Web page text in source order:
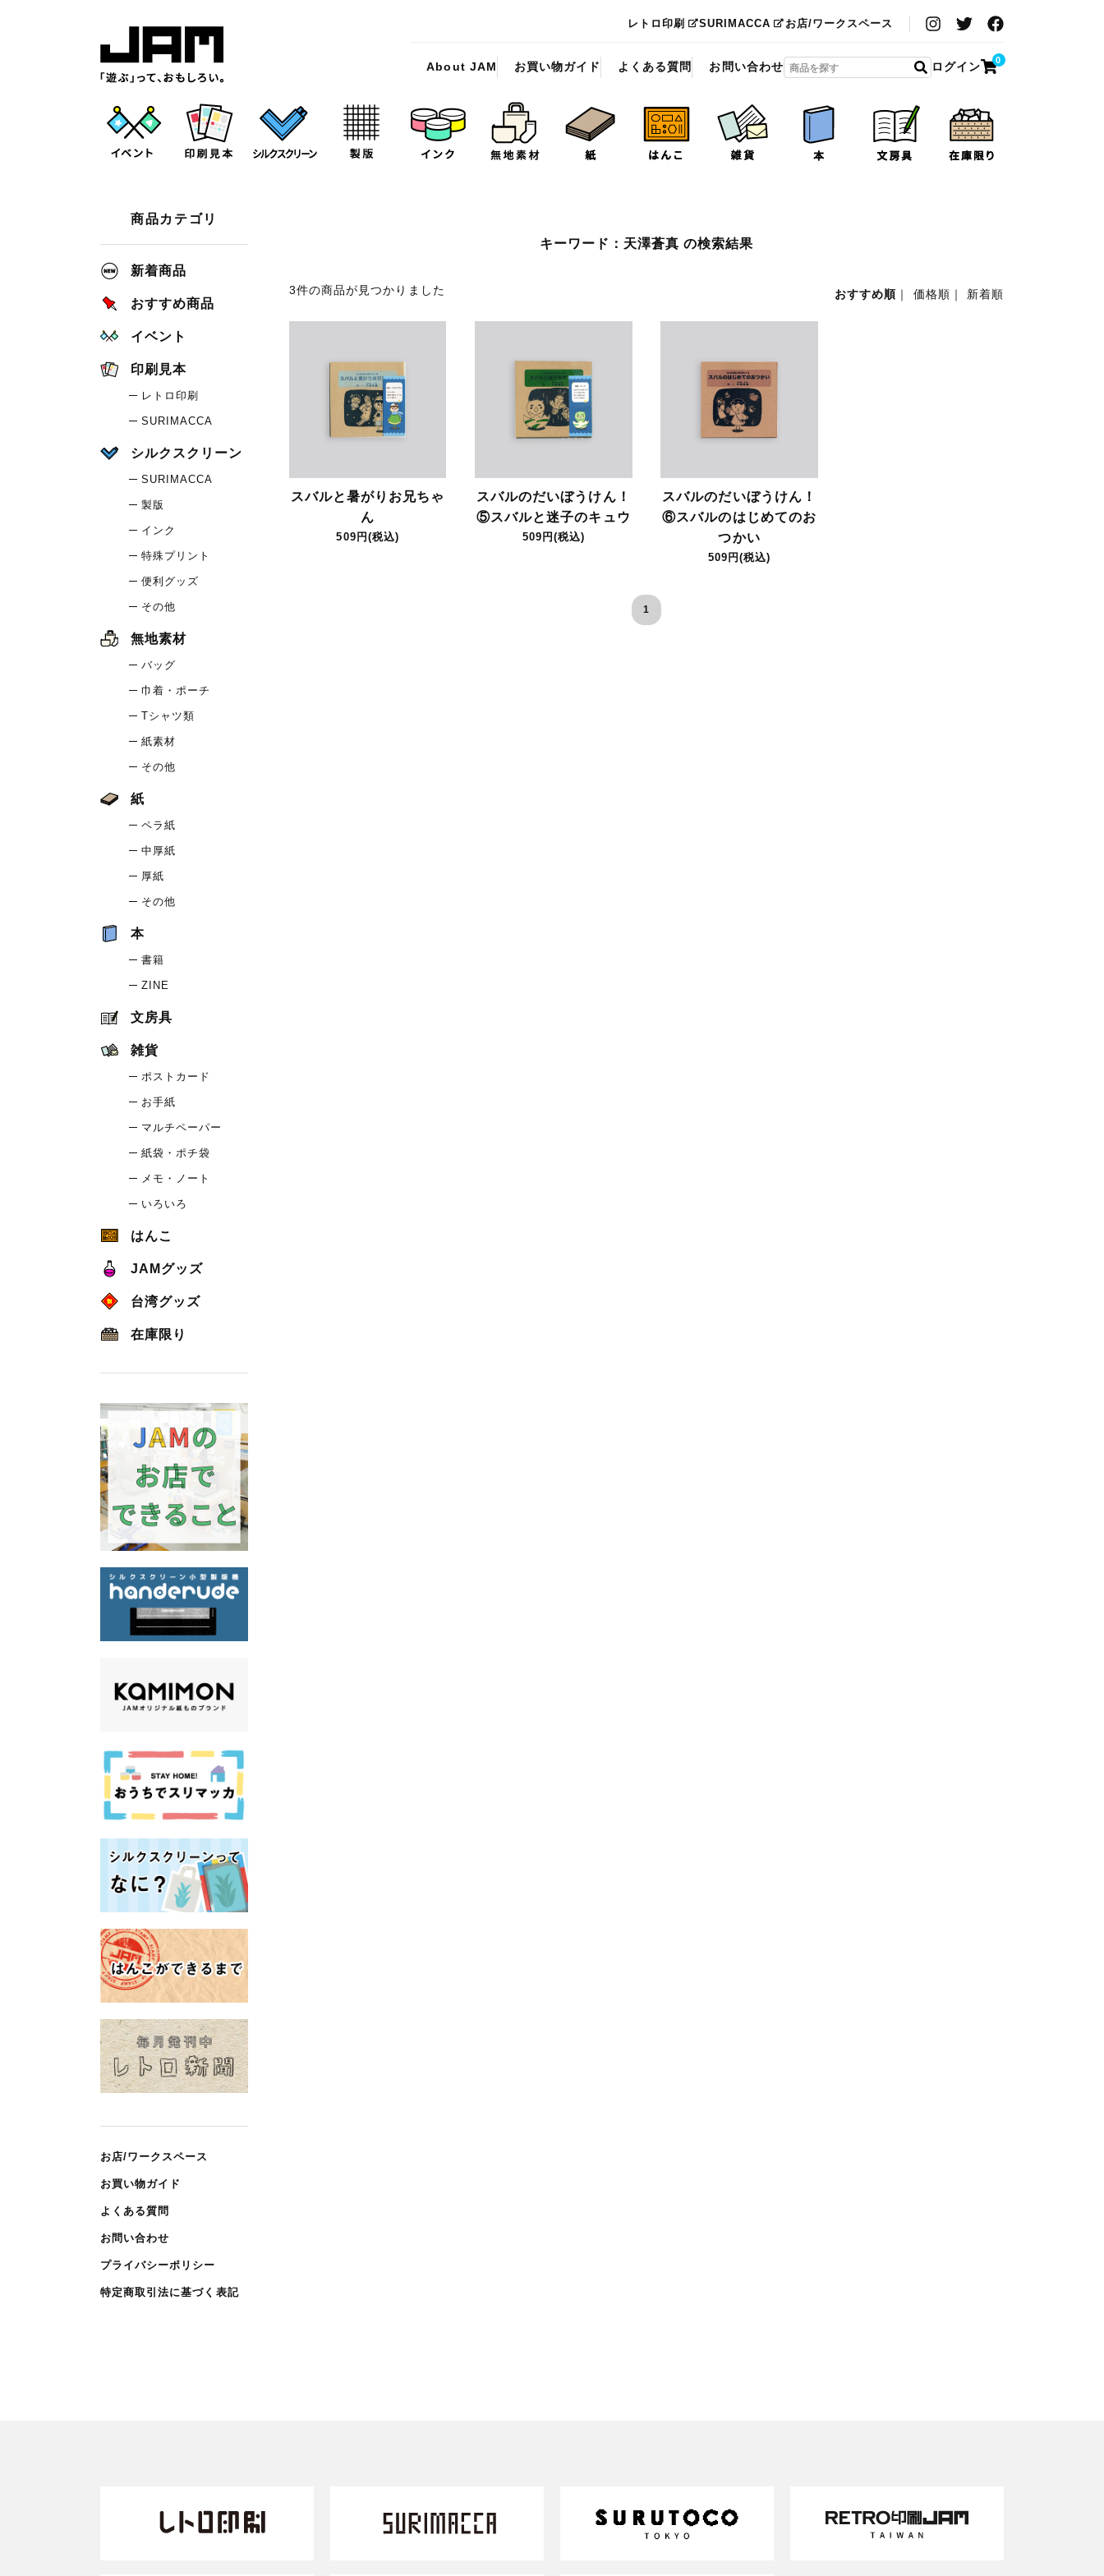
レトロ印刷 SURIMACCA お店/ワークスペース
About JAM お買い物ガイド よくある質問 お問い合わせ ログイン 0
キーワード：天澤蒼真 の検索結果
3件の商品が見つかりました おすすめ順 ｜ 価格順 ｜ 新着順
スバルと暑がりお兄ちゃ
ん
509円(税込)
スバルのだいぼうけん！
⑤スバルと迷子のキュウ
509円(税込)
スバルのだいぼうけん！
⑥スバルのはじめてのお
つかい
509円(税込)
1
商品カテゴリ
新着商品
おすすめ商品
イベント
印刷見本
レトロ印刷
SURIMACCA
シルクスクリーン
SURIMACCA
製版
インク
特殊プリント
便利グッズ
その他
無地素材
バッグ
巾着・ポーチ
Tシャツ類
紙素材
その他
紙
ペラ紙
中厚紙
厚紙
その他
本
書籍
ZINE
文房具
雑貨
ポストカード
お手紙
マルチペーパー
紙袋・ポチ袋
メモ・ノート
いろいろ
はんこ
JAMグッズ
台湾グッズ
在庫限り
お店/ワークスペース
お買い物ガイド
よくある質問
お問い合わせ
プライバシーポリシー
特定商取引法に基づく表記